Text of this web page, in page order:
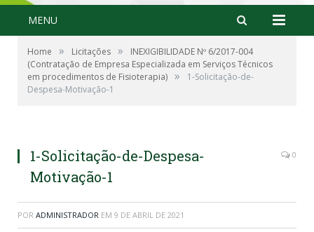
MENU
Home » Licitações »
INEXIGIBILIDADE Nº 6/2017-004
(Contratação de Empresa Especializada em Serviços Técnicos
em procedimentos de Fisioterapia) »
1-Solicitação-de-
Despesa-Motivação-1
1-Solicitação-de-Despesa-
Motivação-1
0
POR ADMINISTRADOR EM 9 DE ABRIL DE 2021